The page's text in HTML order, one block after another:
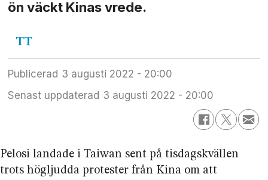
ön väckt Kinas vrede.
TT
Publicerad
3 augusti 2022 - 20:00
Senast uppdaterad
3 augusti 2022 - 20:00
Pelosi landade i Taiwan sent på tisdagskvällen
trots högljudda protester från Kina om att